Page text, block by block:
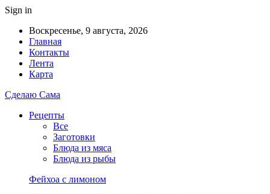
Sign in
Воскресенье, 9 августа, 2026
Главная
Контакты
Лента
Карта
Сделаю Сама
Рецепты
Все
Заготовки
Блюда из мяса
Блюда из рыбы
Фейхоа с лимоном